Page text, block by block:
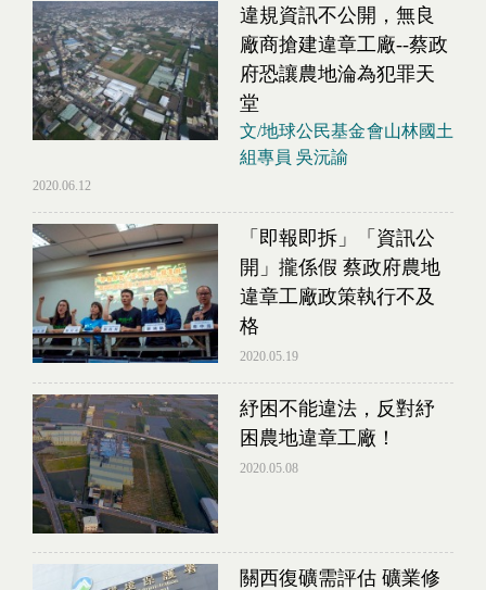
違規資訊不公開，無良
廠商搶建違章工廠--蔡政
府恐讓農地淪為犯罪天
堂
文/地球公民基金會山林國土
組專員 吳沅諭
2020.06.12
「即報即拆」「資訊公
開」攏係假 蔡政府農地
違章工廠政策執行不及
格
2020.05.19
紓困不能違法，反對紓
困農地違章工廠！
2020.05.08
關西復礦需評估 礦業修